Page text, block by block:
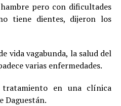
pero con dificultades
tiene dientes, dijeron los
vida vagabunda, la salud del
varias enfermedades.
tratamiento en una clínica
Daguestán.